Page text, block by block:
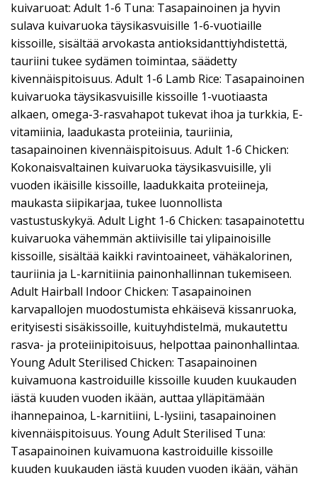
kuivaruoat: Adult 1-6 Tuna: Tasapainoinen ja hyvin
sulava kuivaruoka täysikasvuisille 1-6-vuotiaille
kissoille, sisältää arvokasta antioksidanttiyhdistettä,
tauriini tukee sydämen toimintaa, säädetty
kivennäispitoisuus. Adult 1-6 Lamb Rice: Tasapainoinen
kuivaruoka täysikasvuisille kissoille 1-vuotiaasta
alkaen, omega-3-rasvahapot tukevat ihoa ja turkkia, E-
vitamiinia, laadukasta proteiinia, tauriinia,
tasapainoinen kivennäispitoisuus. Adult 1-6 Chicken:
Kokonaisvaltainen kuivaruoka täysikasvuisille, yli
vuoden ikäisille kissoille, laadukkaita proteiineja,
maukasta siipikarjaa, tukee luonnollista
vastustuskykyä. Adult Light 1-6 Chicken: tasapainotettu
kuivaruoka vähemmän aktiivisille tai ylipainoisille
kissoille, sisältää kaikki ravintoaineet, vähäkalorinen,
tauriinia ja L-karnitiinia painonhallinnan tukemiseen.
Adult Hairball Indoor Chicken: Tasapainoinen
karvapallojen muodostumista ehkäisevä kissanruoka,
erityisesti sisäkissoille, kuituyhdistelmä, mukautettu
rasva- ja proteiinipitoisuus, helpottaa painonhallintaa.
Young Adult Sterilised Chicken: Tasapainoinen
kuivamuona kastroiduille kissoille kuuden kuukauden
iästä kuuden vuoden ikään, auttaa ylläpitämään
ihannepainoa, L-karnitiini, L-lysiini, tasapainoinen
kivennäispitoisuus. Young Adult Sterilised Tuna:
Tasapainoinen kuivamuona kastroiduille kissoille
kuuden kuukauden iästä kuuden vuoden ikään, vähän